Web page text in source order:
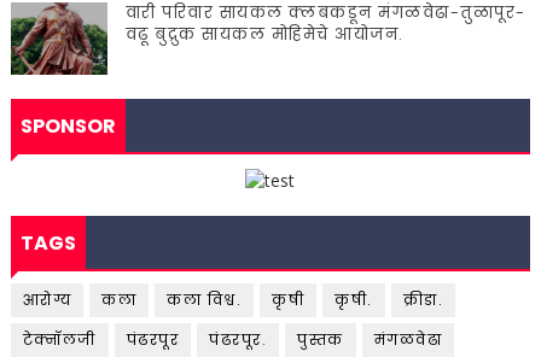
वारी परिवार सायकल क्लबकडून मंगळवेढा-तुळापूर-
वढू बुद्रुक सायकल मोहिमेचे आयोजन.
SPONSOR
TAGS
आरोग्य कला कला विश्व. कृषी कृषी.
क्रीडा.
टेक्नॉलजी
पंढरपूर पंढरपूर. पुस्तक
मंगळवेढा